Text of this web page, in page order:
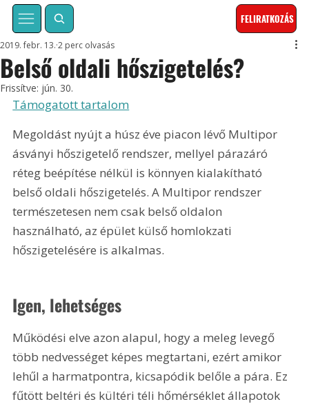
FELIRATKOZÁS
Belső oldali hőszigetelés?
2019. febr. 13. 2 perc olvasás
Frissítve: jún. 30.
Támogatott tartalom
Megoldást nyújt a húsz éve piacon lévő Multipor
ásványi hőszigetelő rendszer, mellyel párazáró
réteg beépítése nélkül is könnyen kialakítható
belső oldali hőszigetelés. A Multipor rendszer
természetesen nem csak belső oldalon
használható, az épület külső homlokzati
hőszigetelésére is alkalmas.
Igen, lehetséges
Működési elve azon alapul, hogy a meleg levegő
több nedvességet képes megtartani, ezért amikor
lehűl a harmatpontra, kicsapódik belőle a pára. Ez
fűtött beltéri és kültéri téli hőmérséklet állapotok